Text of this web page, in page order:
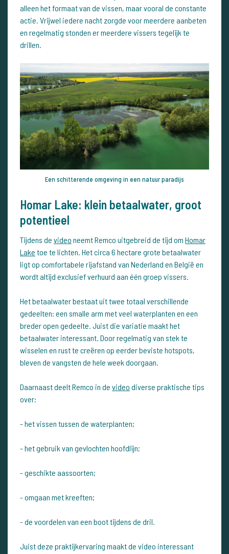
alleen het formaat van de vissen, maar vooral de constante
actie. Vrijwel iedere nacht zorgde voor meerdere aanbeten
en regelmatig stonden er meerdere vissers tegelijk te
drillen.
Een schitterende omgeving in een natuur paradijs
Homar Lake: klein betaalwater, groot
potentieel
Tijdens de video neemt Remco uitgebreid de tijd om Homar
Lake toe te lichten. Het circa 6 hectare grote betaalwater
ligt op comfortabele rijafstand van Nederland en België en
wordt altijd exclusief verhuurd aan één groep vissers.
Het betaalwater bestaat uit twee totaal verschillende
gedeelten: een smalle arm met veel waterplanten en een
breder open gedeelte. Juist die variatie maakt het
betaalwater interessant. Door regelmatig van stek te
wisselen en rust te creëren op eerder beviste hotspots,
bleven de vangsten de hele week doorgaan.
Daarnaast deelt Remco in de video diverse praktische tips
over:
- het vissen tussen de waterplanten;
- het gebruik van gevlochten hoofdlijn;
- geschikte aassoorten;
- omgaan met kreeften;
- de voordelen van een boot tijdens de dril.
Juist deze praktijkervaring maakt de video interessant